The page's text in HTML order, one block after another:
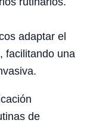
adaptar el
facilitando una
de